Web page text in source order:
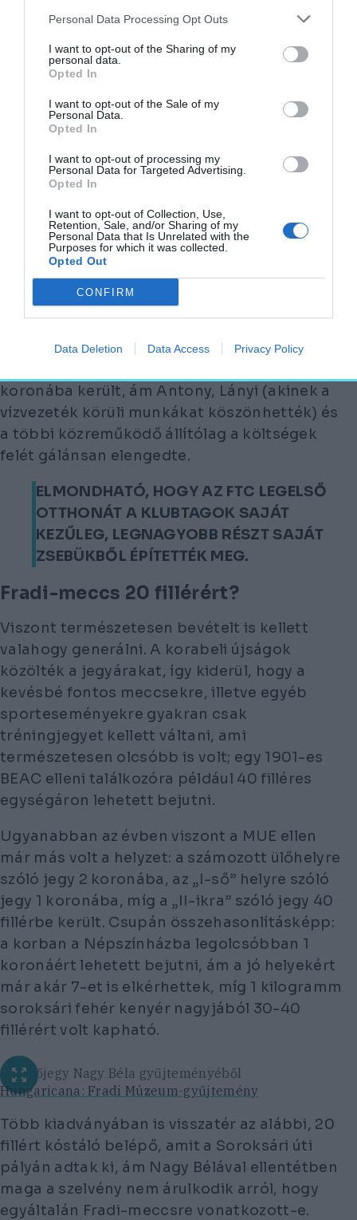
Personal Data Processing Opt Outs
I want to opt-out of the Sharing of my
personal data.
Opted In
I want to opt-out of the Sale of my
Personal Data.
Opted In
I want to opt-out of processing my
Personal Data for Targeted Advertising.
Opted In
I want to opt-out of Collection, Use,
Retention, Sale, and/or Sharing of my
Personal Data that Is Unrelated with the
Purposes for which it was collected.
Opted Out
CONFIRM
Data Deletion Data Access Privacy Policy
Az FTC első bajnokcsapata (1903), illetve az
Antony-féle öltözőbódé
Hungaricana: Fradi Múzeum-gyűjtemény
A pályát három oldalról körbevevő kerítésre
vonatkozólag írja a Sporthirlap, hogy a vasúti
töltésen legelő jéggyári kecskék
alkalmanként a pályára is bemerészkedtek.
töltés oldalán nem állították fel, ugyanis ide
kerültek a tribünként szolgáló, földbe vert
cölöpökre szegezett deszkák.
Az öltöző, a kerítés és a kezdetleges tribün is
kötődésű ácsmester keze munkája volt. A
koronába került, ám Antony, Lányi (akinek a
vízvezeték körüli munkákat köszönhették) és
a többi közreműködő állítólag a költségek
felét gálánsan elengedte.
ELMONDHATÓ, HOGY AZ FTC LEGELSŐ
OTTHONÁT A KLUBTAGOK SAJÁT
KEZŰLEG, LEGNAGYOBB RÉSZT SAJÁT
ZSEBÜKBŐL ÉPÍTETTÉK MEG.
Fradi-meccs 20 fillérért?
Viszont természetesen bevételt is kellett
valahogy generálni. A korabeli újságok
közölték a jegyárakat, így kiderül, hogy a
kevésbé fontos meccsekre, illetve egyéb
sporteseményekre gyakran csak
tréningjegyet kellett váltani, ami
természetesen olcsóbb is volt; egy 1901-es
BEAC elleni találkozóra például 40 filléres
egységáron lehetett bejutni.
Ugyanabban az évben viszont a MUE ellen
már más volt a helyzet: a számozott ülőhelyre
szóló jegy 2 koronába, az „I-ső” helyre szóló
jegy 1 koronába, míg a „II-ikra” szóló jegy 40
fillérbe került. Csupán összehasonlításképp:
a korban a Népszínházba legolcsóbban 1
koronáért lehetett bejutni, ám a jó helyekért
már akár 7-et is elkérhettek, míg 1 kilogramm
soroksári fehér kenyér nagyjából 30-40
fillérért volt kapható.
Belépőjegy Nagy Béla gyűjteményéből
Hungaricana: Fradi Múzeum-gyűjtemény
Több kiadványában is visszatér az alábbi, 20
fillért kóstáló belépő, amit a Soroksári úti
pályán adtak ki, ám Nagy Bélával ellentétben
maga a szelvény nem árulkodik arról, hogy
egyáltalán Fradi-meccsre vonatkozott-e.